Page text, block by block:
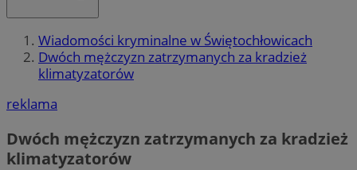
Wiadomości kryminalne w Świętochłowicach
Dwóch mężczyzn zatrzymanych za kradzież
klimatyzatorów
reklama
Dwóch mężczyzn zatrzymanych za kradzież
klimatyzatorów